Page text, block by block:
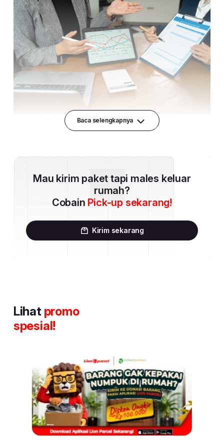
Baca selengkapnya
Mau kirim paket tapi males keluar
rumah?
Cobain Pick-up sekarang!
Kirim sekarang
Lihat promo
spesial!